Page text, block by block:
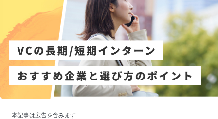
本記事は広告を含みます